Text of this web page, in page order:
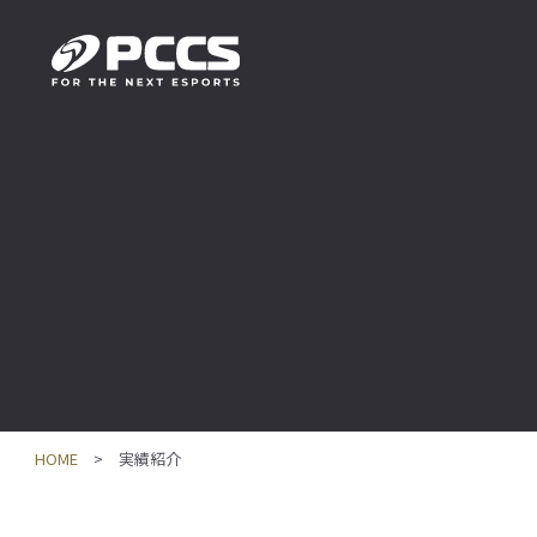
HOME 実績紹介